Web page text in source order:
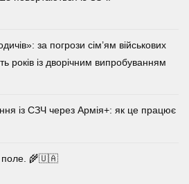
за погрози сім’ям військових
років із дворічним випробуванням
із СЗЧ через Армія+: як це працює
поле. 🌾🇺🇦